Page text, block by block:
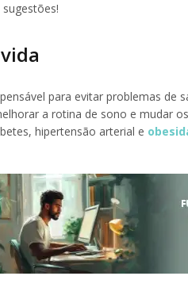
para evitar problemas
a rotina de sono e mudar
hipertensão arterial e